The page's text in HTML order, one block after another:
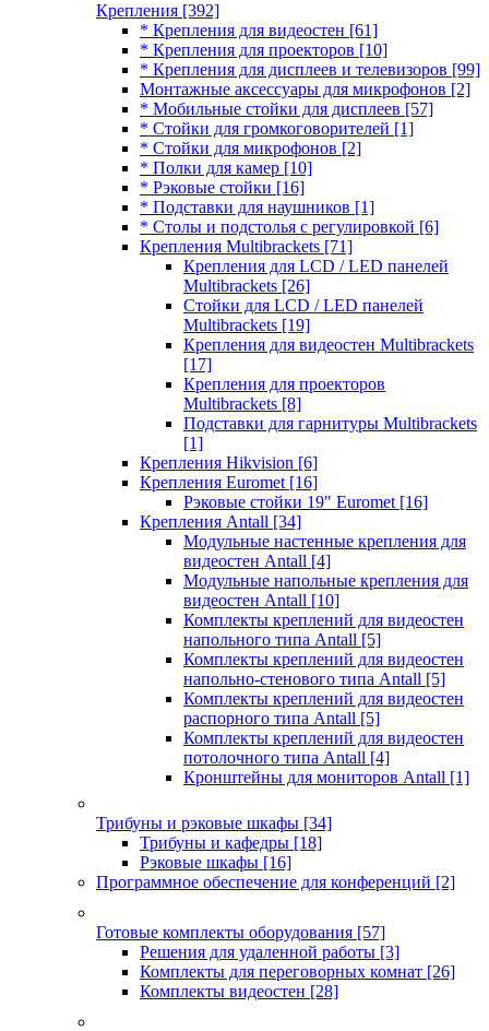
Крепления [392]
* Крепления для видеостен [61]
* Крепления для проекторов [10]
* Крепления для дисплеев и телевизоров [99]
Монтажные аксессуары для микрофонов [2]
* Мобильные стойки для дисплеев [57]
* Стойки для громкоговорителей [1]
* Стойки для микрофонов [2]
* Полки для камер [10]
* Рэковые стойки [16]
* Подставки для наушников [1]
* Столы и подстолья с регулировкой [6]
Крепления Multibrackets [71]
Крепления для LCD / LED панелей
Multibrackets [26]
Стойки для LCD / LED панелей
Multibrackets [19]
Крепления для видеостен Multibrackets
[17]
Крепления для проекторов
Multibrackets [8]
Подставки для гарнитуры Multibrackets
[1]
Крепления Hikvision [6]
Крепления Euromet [16]
Рэковые стойки 19" Euromet [16]
Крепления Antall [34]
Модульные настенные крепления для
видеостен Antall [4]
Модульные напольные крепления для
видеостен Antall [10]
Комплекты креплений для видеостен
напольного типа Antall [5]
Комплекты креплений для видеостен
напольно-стенового типа Antall [5]
Комплекты креплений для видеостен
распорного типа Antall [5]
Комплекты креплений для видеостен
потолочного типа Antall [4]
Кронштейны для мониторов Antall [1]
Трибуны и рэковые шкафы [34]
Трибуны и кафедры [18]
Рэковые шкафы [16]
Программное обеспечение для конференций [2]
Готовые комплекты оборудования [57]
Решения для удаленной работы [3]
Комплекты для переговорных комнат [26]
Комплекты видеостен [28]